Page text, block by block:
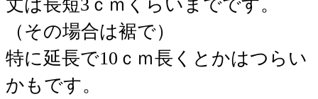
丈は長短3ｃｍくらいまでです。
（その場合は裾で）
特に延長で10ｃｍ長くとかはつらい
かもです。